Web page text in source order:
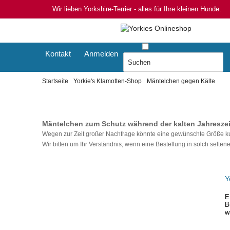
Wir lieben Yorkshire-Terrier - alles für Ihre kleinen Hunde.
Kontakt Anmelden
Startseite Yorkie's Klamotten-Shop Mäntelchen gegen Kälte
Mäntelchen zum Schutz während der kalten
Wegen zur Zeit großer Nachfrage könnte eine gewünschte Größe
Wir bitten um Ihr Verständnis, wenn eine Bestellung in solch